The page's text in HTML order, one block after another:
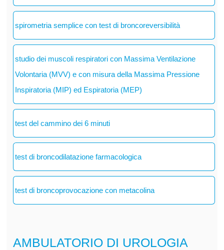
spirometria semplice con test di broncoreversibilità
studio dei muscoli respiratori con Massima Ventilazione
Volontaria (MVV) e con misura della Massima Pressione
Inspiratoria (MIP) ed Espiratoria (MEP)
test del cammino dei 6 minuti
test di broncodilatazione farmacologica
test di broncoprovocazione con metacolina
AMBULATORIO DI UROLOGIA